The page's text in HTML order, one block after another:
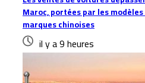
Maroc, portées par les
marques chinoises
il y a 9 heures